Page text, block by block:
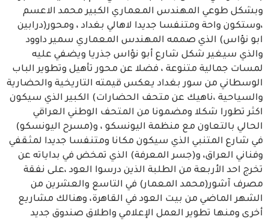
وبشكل طوعي المهندس المعماري الكبير محمد الاعسم
،وستكون واحة ومتنفسا جديدا لاهالي بغداد ، ومحور(درابين
ابو نؤاس) الذي صممه المهندس المعماري سمير داوود
والذي سيغير شكل شارع أبو نؤاس جذريا ويضفي عليه
لمسات جمالية متنوعة ، فضلا عن محور تأهيل وتطوير الباب
الوسطاني من سور بغداد يعكس قيمته التاريخية والحضارية
والسياحية ،ناهيك عن متحف الحضارات) الكبير الذي سيكون
اكثر تطورا شكلا ومضمونا من المتحف الوطني العراقي
الحالي بالتعاون مع منظمة اليونسكو ، و(مسرح اليونسكو)
في شارع المتنبي الذي سيكون مكانا ومتنفسا جديدا لمثقفي
وفناني العراق، و(جسر المعرفة) الذي تمخض في بداياته عن
تخرج احد الأربعة من الطلبة الذين درسوا العود ،على نفقة
مصرف آشور(محمد المعمار) في التاسع والعشرين من
الشهر الماضي من بيت العود في القاهرة، وهنالك مشاريع
أخرى ومنها تطوير العمل الإعلامي واطلاق صندوق جديد